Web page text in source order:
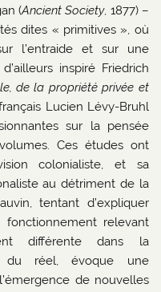
(Ancient Society, 1877) –
dites « primitives », où
l’entraide et sur une
inspiré Friedrich
de la propriété privée et
Lucien Lévy-Bruhl
sur la pensée
Ces études ont
colonialiste, et sa
au détriment de la
tentant d’expliquer
fonctionnement relevant
différente dans la
du réel, évoque une
de nouvelles